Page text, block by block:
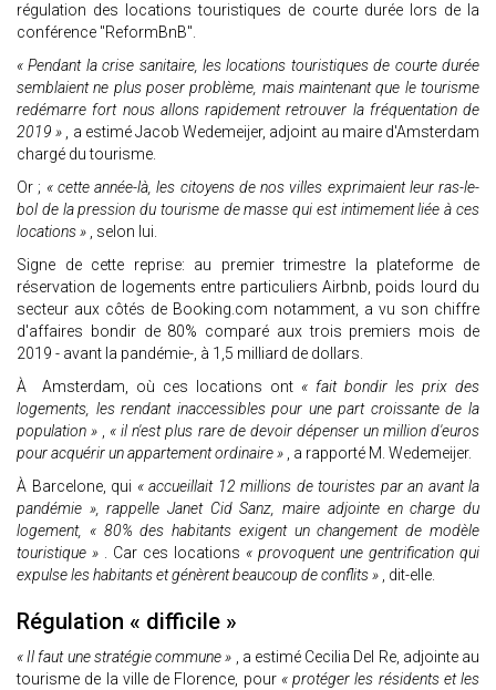
régulation des locations touristiques de courte durée lors de la
conférence "ReformBnB".
« Pendant la crise sanitaire, les locations touristiques de courte durée
semblaient ne plus poser problème, mais maintenant que le tourisme
redémarre fort nous allons rapidement retrouver la fréquentation de
2019 » , a estimé Jacob Wedemeijer, adjoint au maire d'Amsterdam
chargé du tourisme.
Or ; « cette année-là, les citoyens de nos villes exprimaient leur ras-le-
bol de la pression du tourisme de masse qui est intimement liée à ces
locations » , selon lui.
Signe de cette reprise: au premier trimestre la plateforme de
réservation de logements entre particuliers Airbnb, poids lourd du
secteur aux côtés de Booking.com notamment, a vu son chiffre
d'affaires bondir de 80% comparé aux trois premiers mois de
2019 - avant la pandémie-, à 1,5 milliard de dollars.
À Amsterdam, où ces locations ont « fait bondir les prix des
logements, les rendant inaccessibles pour une part croissante de la
population » , « il n'est plus rare de devoir dépenser un million d'euros
pour acquérir un appartement ordinaire » , a rapporté M. Wedemeijer.
À Barcelone, qui « accueillait 12 millions de touristes par an avant la
pandémie », rappelle Janet Cid Sanz, maire adjointe en charge du
logement, « 80% des habitants exigent un changement de modèle
touristique » . Car ces locations « provoquent une gentrification qui
expulse les habitants et génèrent beaucoup de conflits » , dit-elle.
Régulation « difficile »
« Il faut une stratégie commune » , a estimé Cecilia Del Re, adjointe au
tourisme de la ville de Florence, pour « protéger les résidents et les